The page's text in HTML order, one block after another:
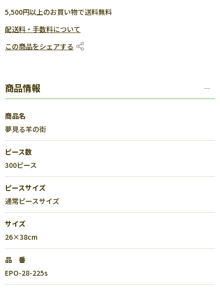
5,500円以上のお買い物で送料無料
配送料・手数料について
この商品をシェアする
商品情報
商品名
夢見る羊の街
ピース数
300ピース
ピースサイズ
通常ピースサイズ
サイズ
26×38cm
品 番
EPO-28-225s